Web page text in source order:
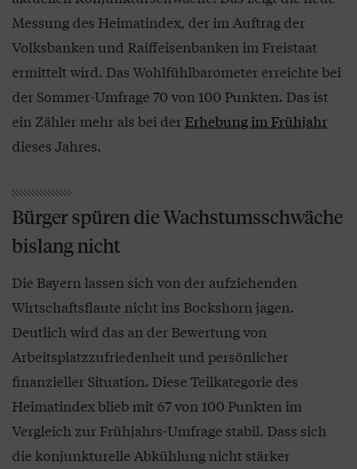
Messung des Heimatindex, der im Auftrag der
Volksbanken und Raiffeisenbanken im Freistaat
ermittelt wird. Das Wohlfühlbarometer erreichte bei
der Sommer-Umfrage 70 von 100 Punkten. Das ist
ein Zähler mehr als bei derErhebung im Frühjahr
dieses Jahres.
Bürger spüren die Wachstumsschwäche
bislang nicht
Die Bayern lassen sich von der aufziehenden
Wirtschaftsflaute nicht ins Bockshorn jagen.
Deutlich wird das an der Bewertung von
Arbeitsplatzzufriedenheit und persönlicher
finanzieller Situation. Diese Teilkategorie des
Heimatindex blieb mit 67 von 100 Punkten im
Vergleich zur Frühjahrs-Umfrage stabil. Dass sich
die konjunkturelle Abkühlung nicht stärker